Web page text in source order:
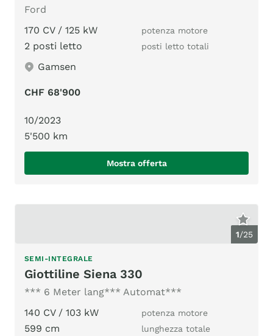
Ford
170 CV / 125 kW
potenza motore
2 posti letto posti letto totali
Gamsen
CHF 68'900
10/2023
5'500 km
Mostra offerta
1/25
SEMI-INTEGRALE
Giottiline Siena 330
*** 6 Meter lang*** Automat***
140 CV / 103 kW
potenza motore
599 cm lunghezza totale